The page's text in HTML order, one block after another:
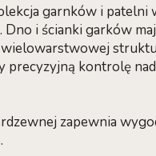
garnków i patelni
i ścianki garków
precyzyjną kontrolę
zapewnia